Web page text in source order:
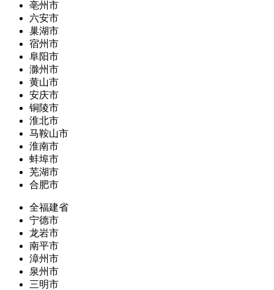
亳州市
六安市
巢湖市
宿州市
阜阳市
滁州市
黄山市
安庆市
铜陵市
淮北市
马鞍山市
淮南市
蚌埠市
芜湖市
合肥市
全福建省
宁德市
龙岩市
南平市
漳州市
泉州市
三明市